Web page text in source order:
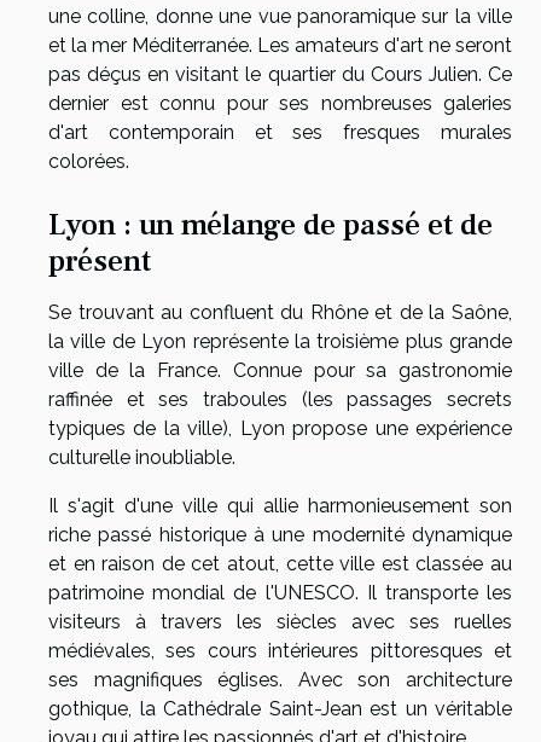
une colline, donne une vue panoramique sur la ville
et la mer Méditerranée. Les amateurs d'art ne seront
pas déçus en visitant le quartier du Cours Julien. Ce
dernier est connu pour ses nombreuses galeries
d'art contemporain et ses fresques murales
colorées.
Lyon : un mélange de passé et de
présent
Se trouvant au confluent du Rhône et de la Saône,
la ville de Lyon représente la troisième plus grande
ville de la France. Connue pour sa gastronomie
raffinée et ses traboules (les passages secrets
typiques de la ville), Lyon propose une expérience
culturelle inoubliable.
Il s'agit d'une ville qui allie harmonieusement son
riche passé historique à une modernité dynamique
et en raison de cet atout, cette ville est classée au
patrimoine mondial de l'UNESCO. Il transporte les
visiteurs à travers les siècles avec ses ruelles
médiévales, ses cours intérieures pittoresques et
ses magnifiques églises. Avec son architecture
gothique, la Cathédrale Saint-Jean est un véritable